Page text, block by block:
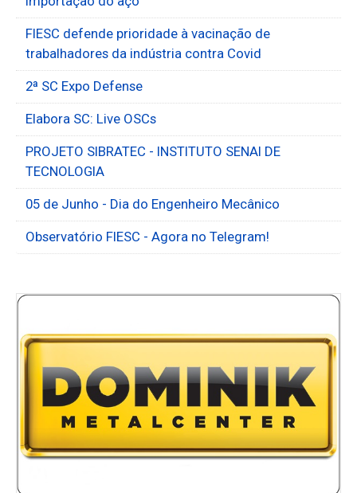
FIESC defende prioridade à vacinação de
trabalhadores da indústria contra Covid
2ª SC Expo Defense
Elabora SC: Live OSCs
PROJETO SIBRATEC - INSTITUTO SENAI DE
TECNOLOGIA
05 de Junho - Dia do Engenheiro Mecânico
Observatório FIESC - Agora no Telegram!